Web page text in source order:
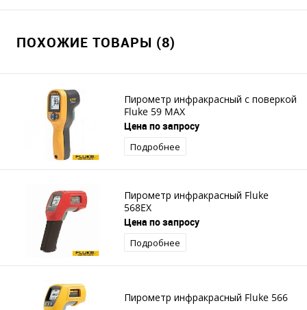
ПОХОЖИЕ ТОВАРЫ (8)
Пирометр инфракрасный с поверкой
Fluke 59 MAX
Цена по запросу
Подробнее
Пирометр инфракрасный Fluke
568EX
Цена по запросу
Подробнее
Пирометр инфракрасный Fluke 566